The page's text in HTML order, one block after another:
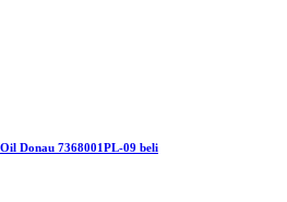
Donau 7368001PL-09 beli